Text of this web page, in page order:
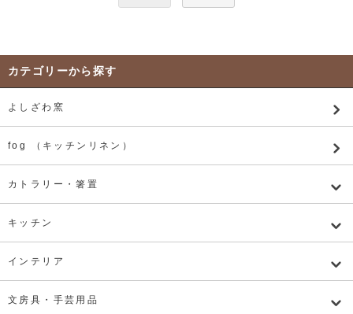
カテゴリーから探す
よしざわ窯
fog （キッチンリネン）
カトラリー・箸置
キッチン
インテリア
文房具・手芸用品